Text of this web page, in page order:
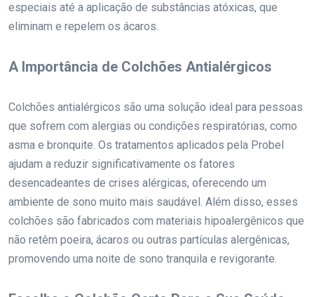
especiais até a aplicação de substâncias atóxicas, que
eliminam e repelem os ácaros.
A Importância de Colchões Antialérgicos
Colchões antialérgicos são uma solução ideal para pessoas
que sofrem com alergias ou condições respiratórias, como
asma e bronquite. Os tratamentos aplicados pela Probel
ajudam a reduzir significativamente os fatores
desencadeantes de crises alérgicas, oferecendo um
ambiente de sono muito mais saudável. Além disso, esses
colchões são fabricados com materiais hipoalergênicos que
não retêm poeira, ácaros ou outras partículas alergênicas,
promovendo uma noite de sono tranquila e revigorante.